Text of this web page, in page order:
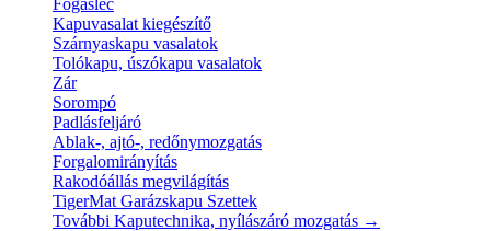
Fogasléc
Kapuvasalat kiegészítő
Szárnyaskapu vasalatok
Tolókapu, úszókapu vasalatok
Zár
Sorompó
Padlásfeljáró
Ablak-, ajtó-, redőnymozgatás
Forgalomirányítás
Rakodóállás megvilágítás
TigerMat Garázskapu Szettek
További Kaputechnika, nyílászáró mozgatás →